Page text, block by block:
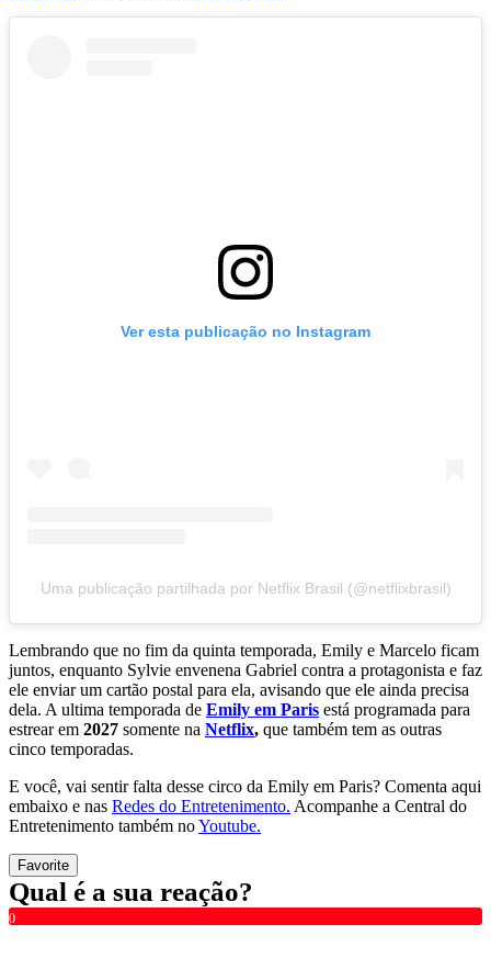
Ver esta publicação no Instagram
Uma publicação partilhada por Netflix Brasil (@netflixbrasil)
Lembrando que no fim da quinta temporada, Emily e Marcelo ficam
juntos, enquanto Sylvie envenena Gabriel contra a protagonista e faz
ele enviar um cartão postal para ela, avisando que ele ainda precisa
dela. A ultima temporada de Emily em Paris está programada para
estrear em 2027 somente na Netflix, que também tem as outras
cinco temporadas.
E você, vai sentir falta desse circo da Emily em Paris? Comenta aqui
embaixo e nas Redes do Entretenimento. Acompanhe a Central do
Entretenimento também noYoutube.
Favorite
Qual é a sua reação?
0